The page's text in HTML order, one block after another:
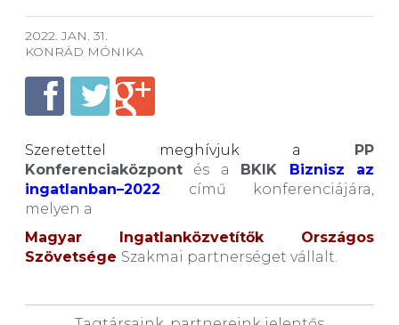
2022. JAN. 31.
KONRÁD MÓNIKA
Szeretettel meghívjuk a
PP
Konferenciaközpont és a BKIK Biznisz az
ingatlanban–2022 című konferenciájára,
melyen a
Magyar Ingatlanközvetítők Országos
Szövetsége Szakmai partnerséget vállalt.